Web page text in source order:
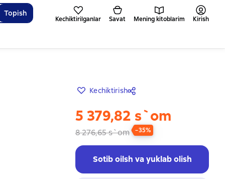
Topish
Kechiktirilganlar Savat Mening kitoblarim Kirish
Kechiktirish
5 379,82 s`om
8 276,65 s`om −35%
Sotib oilsh va yuklab olish